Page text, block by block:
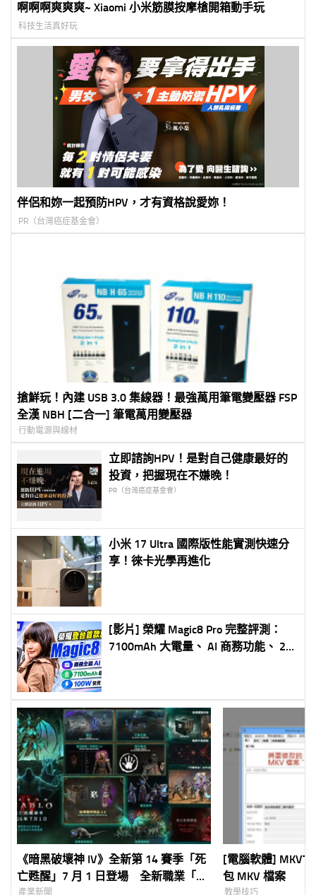
啊啊啊爽爽爽~ Xiaomi 小米筋膜按摩槍開箱動手玩
科技生活真好玩
伴侶和妳一起預防HPV，才有資格說愛妳！
PR（台灣癌症基金會）
搶鮮玩！內建 USB 3.0 集線器！最強萬用筆電變壓器 FSP
全漢 NBH [二合一] 筆電萬用變壓器
行動電源與線材
立即諮詢HPV！是對自己健康最好的
投資，把握現在不嫌晚！
PR（台灣癌症基金會）
小米 17 Ultra 國際版性能實測快速分
享！徠卡光學再進化
[影片] 榮耀 Magic8 Pro 完整評測：
7100mAh 大電量、 AI 商務功能、 2
《暗黑破壞神 IV》全新第 14 賽季「死
亡甦醒」7 月 1 日登場 全新職業「術
產業新聞
[電腦軟體]
包 MKV 檔案
教學技巧